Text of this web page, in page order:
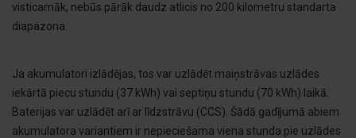
visticamāk, nebūs pārāk daudz atlicis no 200 kilometru standarta
diapazona.
Ja akumulatori izlādējas, tos var uzlādēt maiņstrāvas uzlādes
iekārtā piecu stundu (37 kWh) vai septiņu stundu (70 kWh) laikā.
Baterijas var uzlādēt arī ar līdzstrāvu (CCS). Šādā gadījumā abiem
akumulatora variantiem ir nepieciešama viena stunda pie uzlādes